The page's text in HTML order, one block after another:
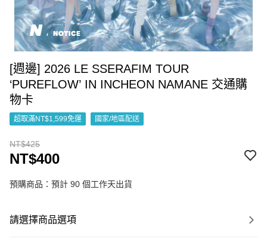
[週邊] 2026 LE SSERAFIM TOUR
‘PUREFLOW’ IN INCHEON NAMANE 交通購
物卡
超取滿NT$1,599免運 國家/地區配送
NT$425
NT$400
預購商品：預計 90 個工作天出貨
請選擇商品選項